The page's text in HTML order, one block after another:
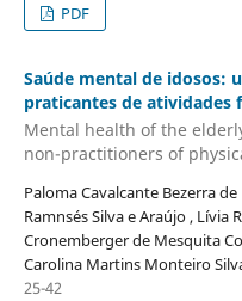
PDF
Saúde mental de idosos:
praticantes de atividades
Mental health of the
non-practitioners of
Paloma Cavalcante Bezerra
Ramnsés Silva e Araújo , Lívia
Cronemberger de Mesquita
Carolina Martins Monteiro
25-42